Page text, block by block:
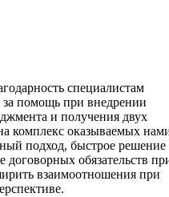
специалистам
помощь при внедрении
и получения двух
комплекс оказываемых
подход, быстрое решение
договорных обязательств
взаимоотношения при